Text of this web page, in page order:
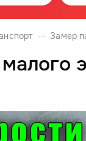
Замер